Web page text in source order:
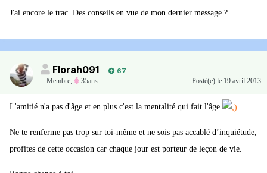
J'ai encore le trac. Des conseils en vue de mon dernier message ?
Florah091
67
Membre, 35ans Posté(e) le 19 avril 2013
L'amitié n'a pas d'âge et en plus c'est la mentalité qui fait l'âge
Ne te renferme pas trop sur toi-même et ne sois pas accablé d’inquiétude,
profites de cette occasion car chaque jour est porteur de leçon de vie.